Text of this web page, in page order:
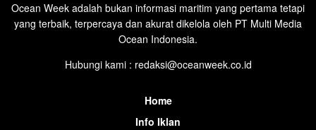
Ocean Week adalah bukan informasi maritim yang pertama tetapi
yang terbaik, terpercaya dan akurat dikelola oleh PT Multi Media
Ocean Indonesia.
Hubungi kami : redaksi@oceanweek.co.id
Home
Info Iklan